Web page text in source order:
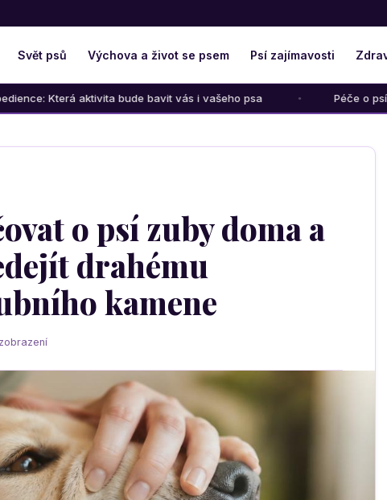
Svět psů Výchova a život se psem Psí zajímavosti
bude bavit vás i vašeho psa Péče o psího seniora: Jak
o psí zuby doma a
drahému
kamene